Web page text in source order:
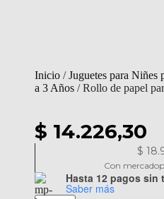
Inicio /Juguetes para Niñes
a 3 Años / Rollo de papel
$ 14.226,30
$
Con
Hasta 12 pagos sin
Saber más